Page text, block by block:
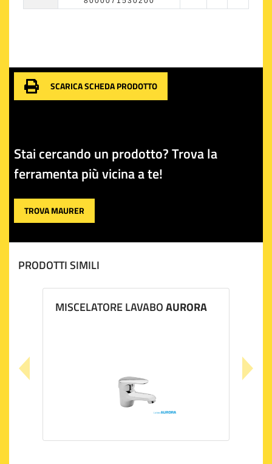
SCARICA SCHEDA PRODOTTO
Stai cercando un prodotto? Trova la
ferramenta più vicina a te!
TROVA MAURER
PRODOTTI SIMILI
MISCELATORE LAVABOAURORA